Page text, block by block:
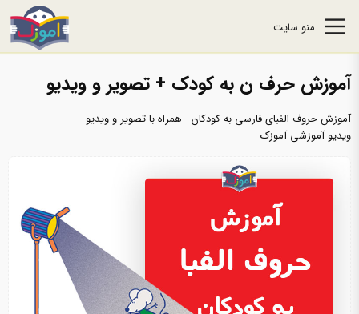
منو سایت
آموزش حرف ن به کودک + تصویر و ویدیو
آموزش حروف الفبای فارسی به کودکان - همراه با تصویر و ویدیو
ویدیو آموزشی آموزک